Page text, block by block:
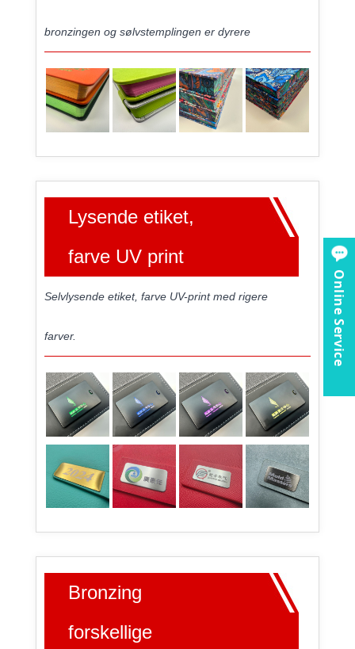
bronzingen og sølvstemplingen er dyrere
Lysende etiket,
farve UV print
Selvlysende etiket, farve UV-print med rigere
farver.
Bronzing
forskellige
Online Service